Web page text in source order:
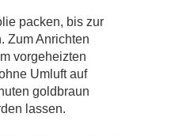
packen, bis zur
Zum Anrichten
vorgeheizten
Umluft auf
goldbraun
lassen.